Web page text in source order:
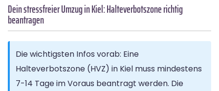
Dein stressfreier Umzug in Kiel: Halteverbotszone richtig
beantragen
Die wichtigsten Infos vorab: Eine
Halteverbotszone (HVZ) in Kiel muss mindestens
7-14 Tage im Voraus beantragt werden. Die